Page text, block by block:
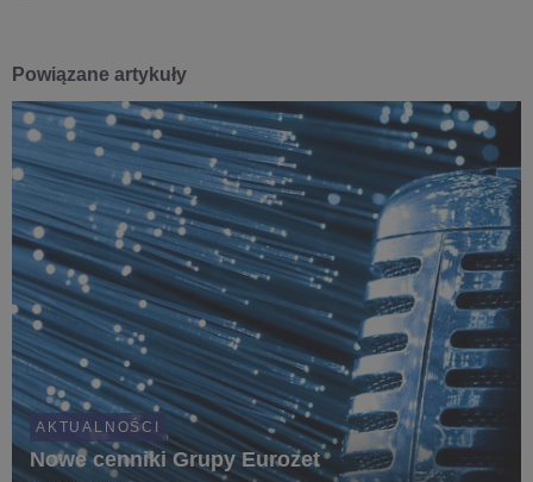
Powiązane artykuły
AKTUALNOŚCI
Nowe cenniki Grupy Eurozet